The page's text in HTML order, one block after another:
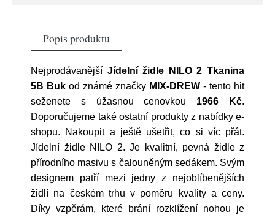
Popis produktu
Nejprodávanější Jídelní židle NILO 2 Tkanina
5B Buk od známé značky MIX-DREW - tento hit
seženete s úžasnou cenovkou 1966 Kč.
Doporučujeme také ostatní produkty z nabídky e-
shopu. Nakoupit a ještě ušetřit, co si víc přát.
Jídelní židle NILO 2. Je kvalitní, pevná židle z
přírodního masivu s čalouněným sedákem. Svým
designem patří mezi jedny z nejoblíbenějších
židlí na českém trhu v poměru kvality a ceny.
Díky vzpěrám, které brání rozklížení nohou je